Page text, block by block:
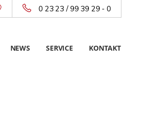
0 23 23 / 99 39 29 - 0
NEWS SERVICE KONTAKT